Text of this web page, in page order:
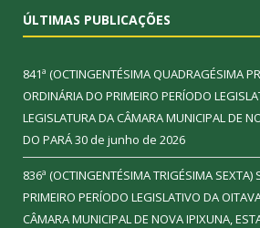
ÚLTIMAS PUBLICAÇÕES
841ª (OCTINGENTÉSIMA QUADRAGÉSIMA
ORDINÁRIA DO PRIMEIRO PERÍODO
LEGISLATURA DA CÂMARA MUNICIPAL DE
DO PARÁ30 de junho de 2026
836ª (OCTINGENTÉSIMA TRIGÉSIMA SEXTA)
PRIMEIRO PERÍODO LEGISLATIVO DA
CÂMARA MUNICIPAL DE NOVA IPIXUNA,